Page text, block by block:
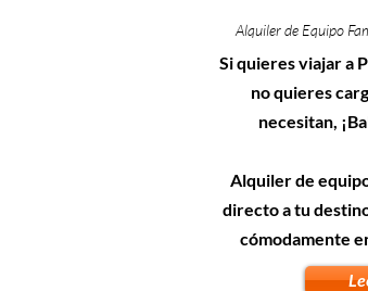
Alquiler de Equipo
Si quieres viajar a
no quieres
necesitan,
Alquiler de
directo a tu
cómodamente